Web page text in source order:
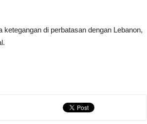
di perbatasan dengan Lebanon,